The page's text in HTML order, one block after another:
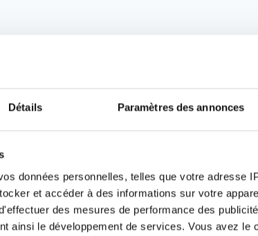
Détails Paramètres des annonces
données personnelles, telles que votre adresse
et accéder à des informations sur votre
des mesures de performance des
ainsi le développement de services. Vous avez le
qui pourraient